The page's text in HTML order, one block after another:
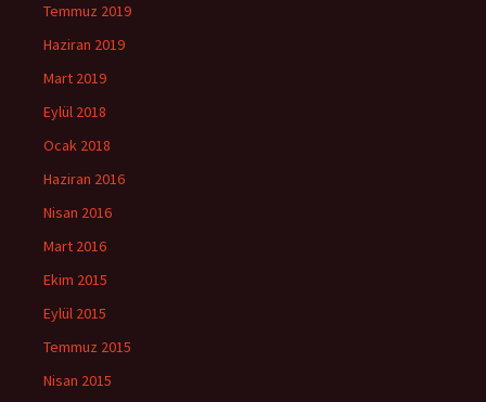
Temmuz 2019
Haziran 2019
Mart 2019
Eylül 2018
Ocak 2018
Haziran 2016
Nisan 2016
Mart 2016
Ekim 2015
Eylül 2015
Temmuz 2015
Nisan 2015